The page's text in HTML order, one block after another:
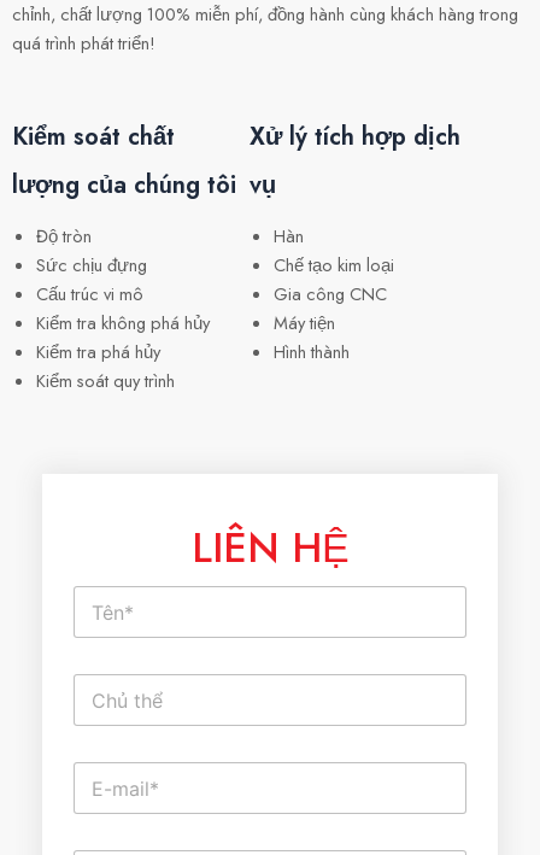
chỉnh, chất lượng 100% miễn phí, đồng hành cùng khách hàng trong
quá trình phát triển!
Kiểm soát chất
lượng của chúng tôi
Độ tròn
Sức chịu đựng
Cấu trúc vi mô
Kiểm tra không phá hủy
Kiểm tra phá hủy
Kiểm soát quy trình
Xử lý tích hợp dịch
vụ
Hàn
Chế tạo kim loại
Gia công CNC
Máy tiện
Hình thành
LIÊN HỆ
T
n
V
n
d
ò
E
m